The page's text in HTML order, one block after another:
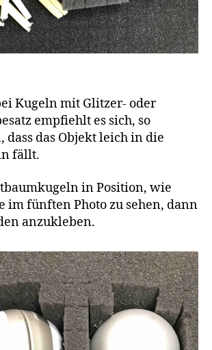
Kugeln mit Glitzer- oder
empfiehlt es sich, so
dass das Objekt leich in die
fällt.
in Position, wie
im fünften Photo zu sehen, dann
anzukleben.